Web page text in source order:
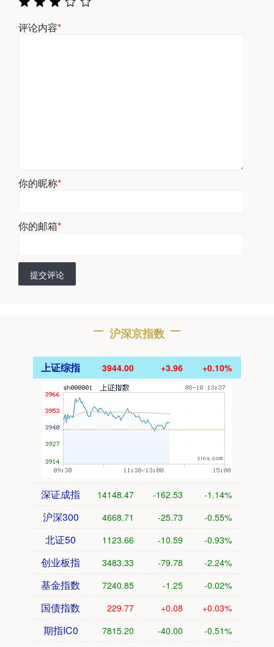
评论内容*
你的昵称*
你的邮箱*
提交评论
沪深京指数
上证综指 3944.00 +3.96 +0.10%
深证成指 14148.47 -162.53 -1.14%
沪深300 4668.71 -25.73 -0.55%
北证50 1123.66 -10.59 -0.93%
创业板指 3483.33 -79.78 -2.24%
基金指数 7240.85 -1.25 -0.02%
国债指数 229.77 +0.08 +0.03%
期指IC0 7815.20 -40.00 -0.51%